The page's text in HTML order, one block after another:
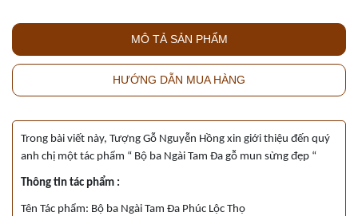
MÔ TẢ SẢN PHẨM
HƯỚNG DẪN MUA HÀNG
Trong bài viết này, Tượng Gỗ Nguyễn Hồng xin giới thiệu đến quý
anh chị một tác phẩm “ Bộ ba Ngài Tam Đa gỗ mun sừng đẹp “
Thông tin tác phẩm :
Tên Tác phẩm: Bộ ba Ngài Tam Đa Phúc Lộc Thọ